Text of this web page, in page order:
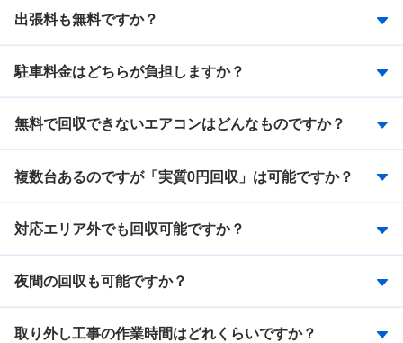
出張料も無料ですか？
駐車料金はどちらが負担しますか？
無料で回収できないエアコンはどんなものですか？
複数台あるのですが「実質0円回収」は可能ですか？
対応エリア外でも回収可能ですか？
夜間の回収も可能ですか？
取り外し工事の作業時間はどれくらいですか？